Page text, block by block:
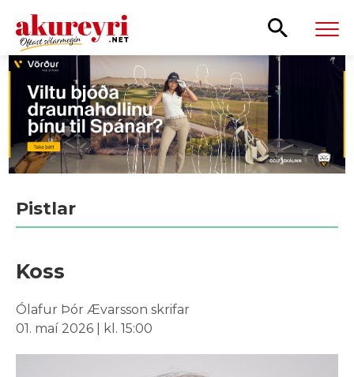
Leita
Pistlar
Koss
Ólafur Þór Ævarsson skrifar
01. maí 2026 | kl. 15:00